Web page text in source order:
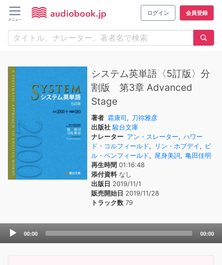
ログイン 会員登録
システム英単語〈5訂版〉分
割版 第3章 Advanced
Stage
著者 霜康司, 刀祢雅彦
出版社 駿台文庫
ナレーター アン・スレーター, ハワー
ド・コルフィールド, リン・ホブデイ, ビ
ル・ベンフィールド, 尾身美詞, 亀田佳明
再生時間 01:16:48
添付資料なし
出版日 2019/11/1
販売開始日 2019/11/28
トラック数 79
Audio
00:00 00:00